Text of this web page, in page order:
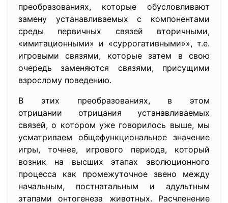
преобразованиях, которые обусловливают
замену устанавливаемых с компонентами
среды первичных связей вторичными,
«имитационными» и «суррогативными»», т.е.
игровыми связями, которые затем в свою
очередь заменяются связями, присущими
взрослому поведению.
В этих преобразованиях, в этом
отрицании отрицания устанавливаемых
связей, о котором уже говорилось выше, мы
усматриваем общефункциональное значение
игры, точнее, игрового периода, который
возник на высших этапах эволюционного
процесса как промежуточное звено между
начальным, постнатальным и адультным
этапами онтогенеза животных. Расчленение